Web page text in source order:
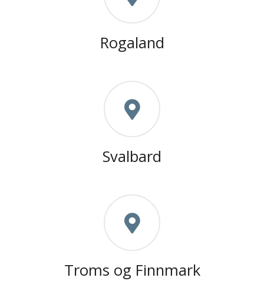
Rogaland
Svalbard
Troms og Finnmark